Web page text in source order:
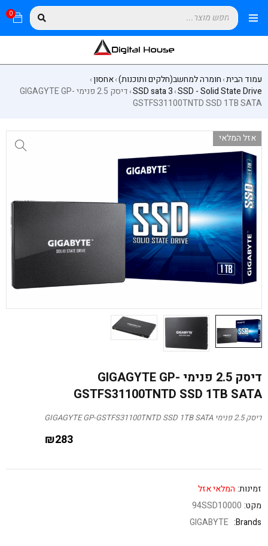
0
עמוד הבית›חומרה למחשב(חלקים ותוכנות)›אחסון›
SSD - Solid State Drive
›
SSD sata 3
›
דיסק 2.5 פנימי GIGAGYTE GP-
GSTFS31100TNTD SSD 1TB SATA
אזל המלאי
דיסק 2.5 פנימי GIGAGYTE GP-
GSTFS31100TNTD SSD 1TB SATA
דיסק 2.5 פנימי GIGAGYTE GP-GSTFS31100TNTD SSD 1TB SATA
₪283
זמינות: המלאי אזל
מקט: 94SSD10000
Brands:
GIGABYTE